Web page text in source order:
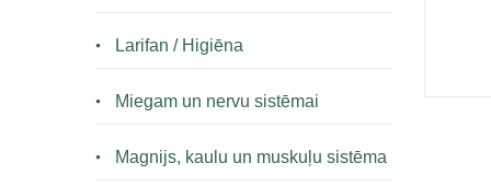
Larifan / Higiēna
Miegam un nervu sistēmai
Magnijs, kaulu un muskuļu sistēma